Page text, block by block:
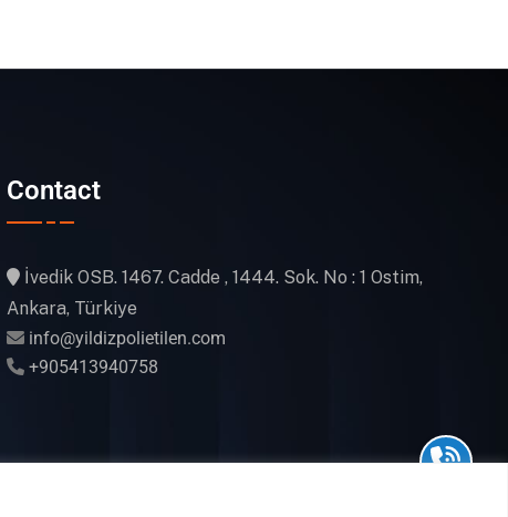
Contact
İvedik OSB. 1467. Cadde , 1444. Sok. No : 1 Ostim,
Ankara, Türkiye
info@yildizpolietilen.com
+905413940758